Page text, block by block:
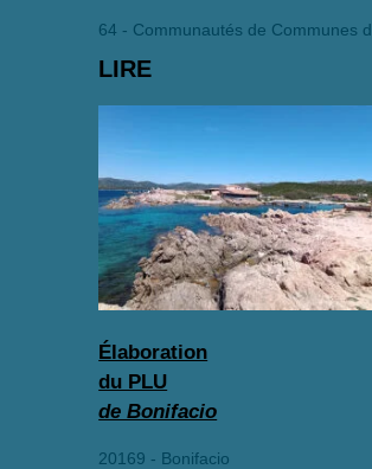
64 - Communautés de Communes
LIRE
Élaboration
du PLU
de Bonifacio
20169 - Bonifacio